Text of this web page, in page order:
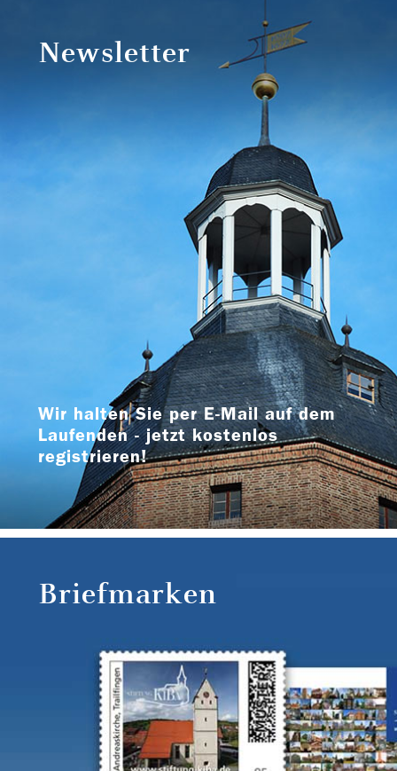
Newsletter
Wir halten Sie per E-Mail auf dem
Laufenden - jetzt kostenlos
registrieren!
Briefmarken